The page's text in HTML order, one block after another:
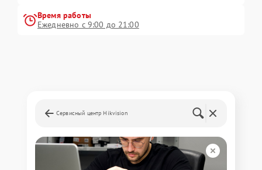
Время работы
Ежедневно с 9:00 до 21:00
Сервисный центр Hikvision